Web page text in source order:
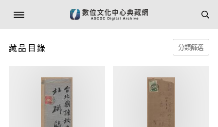
藏品目錄 分類篩選